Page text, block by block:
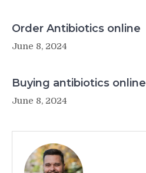
Order Antibiotics online
June 8, 2024
Buying antibiotics online
June 8, 2024